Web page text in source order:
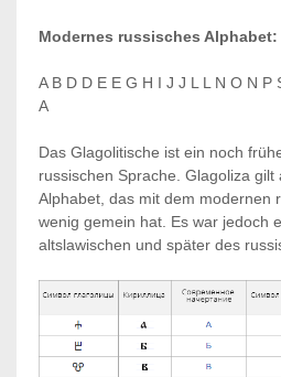
Modernes russisches Alphabet:
A B D D E E G H I J J L L N O N P
A
Das Glagolitische ist ein noch
russischen Sprache. Glagoliza gilt
Alphabet, das mit dem modernen
wenig gemein hat. Es war jedoch
altslawischen und später des